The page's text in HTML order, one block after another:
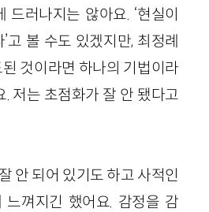
드러나지는 않아요. ‘현실이
고 볼 수도 있겠지만, 최정례
것이라면 하나의 기법이라
. 저는 초점화가 잘 안 됐다고
안 되어 있기도 하고 사적인
느껴지긴 했어요. 감정을 감